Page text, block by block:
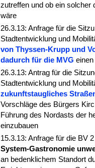
zutreffen und ob ein solcher
wäre
26.3.13: Anfrage für die
Stadtentwicklung und
von Thyssen-Krupp und
dadurch für die MVG
26.3.13: Antrag für die
Stadtentwicklung und
zukunftstaugliches
Vorschläge des Bürgers
Führung des Nordasts der
einzubauen
15.3.13: Anfrage für die BV
System-Gastronomie
an bedenklichem Standort